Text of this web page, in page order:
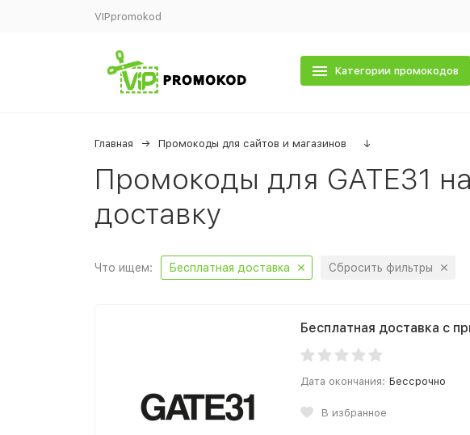
VIPpromokod
Категории промокодов
Главная Промокоды для сайтов и магазинов ↓
Промокоды для GATE31
доставку
Что ищем: Бесплатная доставка Сбросить фильтры
Бесплатная доставка с
Дата окончания: Бессрочно
В избранное